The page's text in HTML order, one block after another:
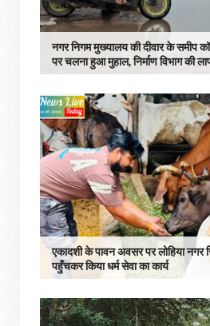
नगर निगम मुख्यालय की दीवार के समीप
पर चलना हुआ मुहाल, निर्माण विभाग की
एकादशी के पावन अवसर पर लोहिया नगर
पहुँचकर किया धर्म सेवा का कार्य